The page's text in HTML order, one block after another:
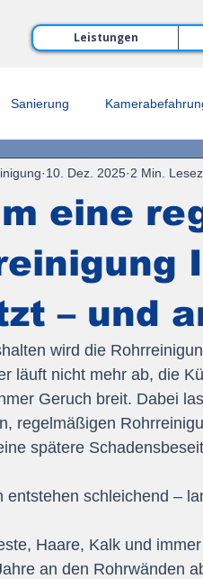
Leistungen
Sanierung
eine
– und
10. Dez. 2025 2 Min.
wird die
läuft nicht mehr ab, die
Geruch breit. Dabei
regelmäßigen
spätere
entstehen schleichend –
Haare, Kalk und
an den Rohrwänden